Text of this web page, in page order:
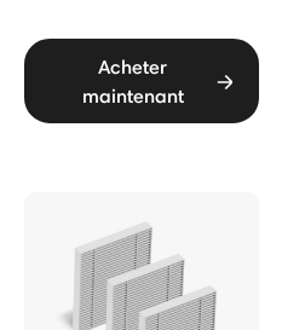
Acheter
maintenant